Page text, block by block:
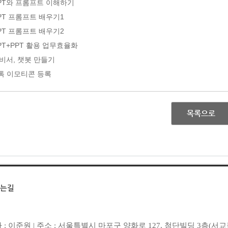
와 프롬프트 이해하기
프롬프트 배우기1
프롬프트 배우기2
활용 업무효율화
서, 챗봇 만들기
이모티콘 등록
목록으로
길
: 이준원 | 주소 : 서울특별시 마포구 양화로 127, 첨단빌딩 3층(서교